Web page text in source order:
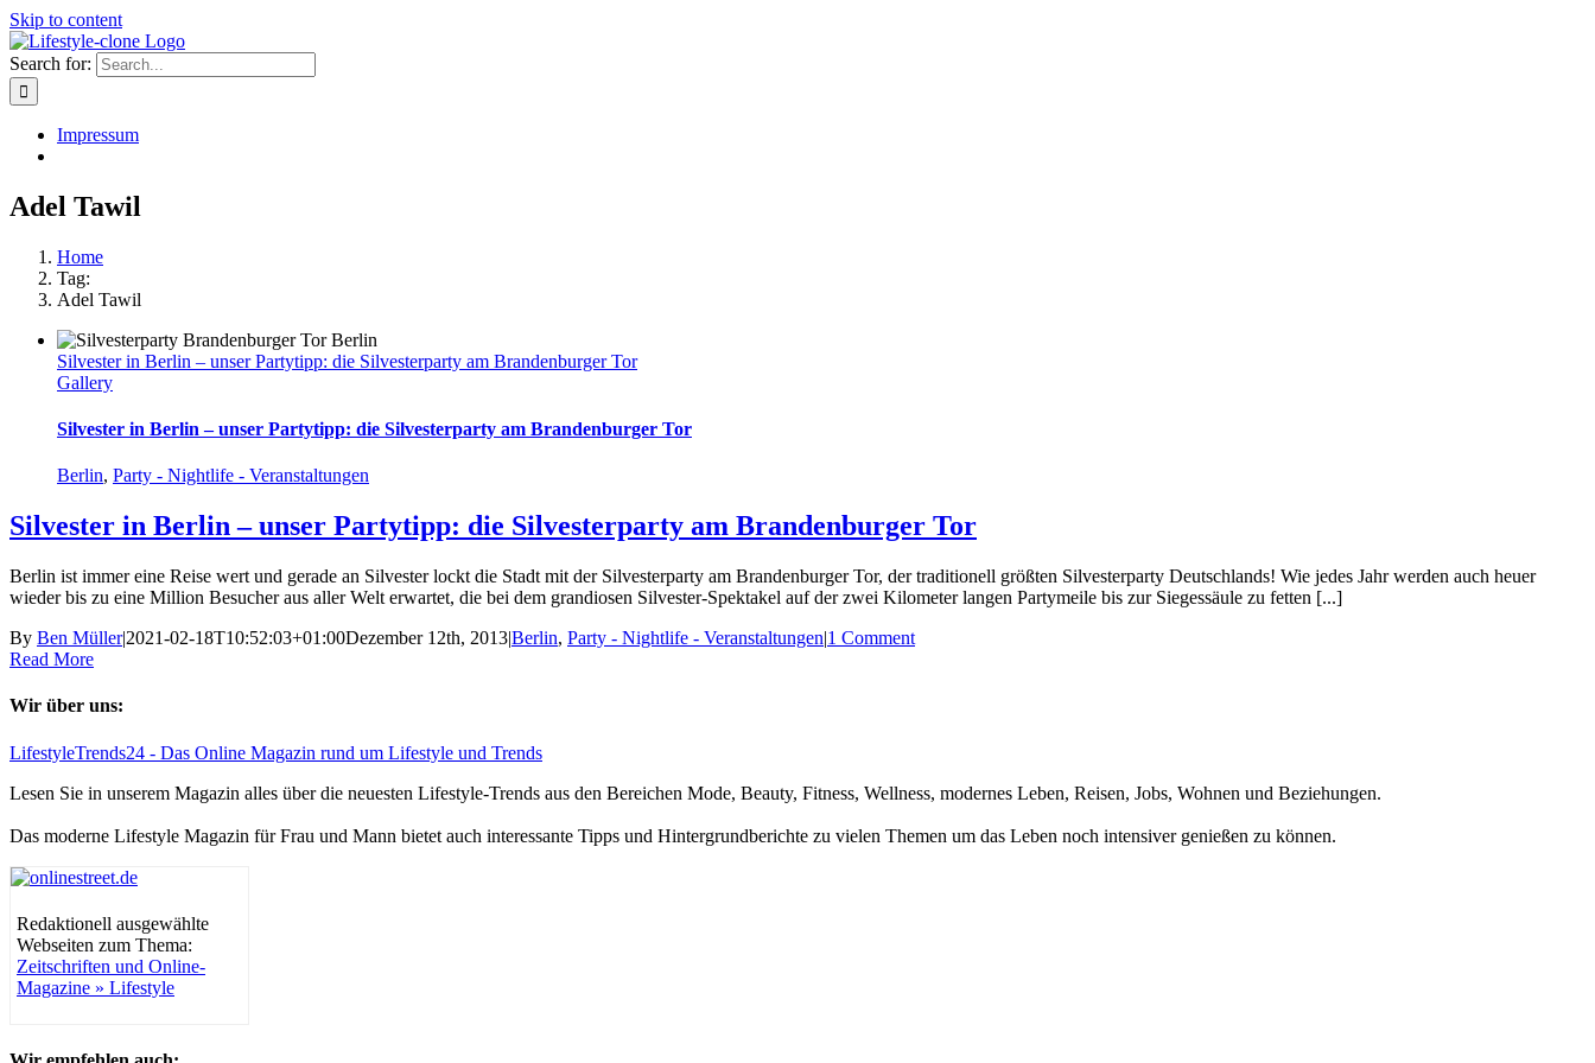
Skip to content
Search for:
Impressum
Adel Tawil
Home
Tag:
Adel Tawil
Silvester in Berlin – unser Partytipp: die Silvesterparty am Brandenburger Tor
Gallery
Silvester in Berlin – unser Partytipp: die Silvesterparty am Brandenburger Tor
Berlin, Party - Nightlife - Veranstaltungen
Silvester in Berlin – unser Partytipp: die Silvesterparty am Brandenburger Tor
Berlin ist immer eine Reise wert und gerade an Silvester lockt die Stadt mit der Silvesterparty am Brandenburger Tor, der traditionell größten Silvesterparty Deutschlands! Wie jedes Jahr werden auch heuer
wieder bis zu eine Million Besucher aus aller Welt erwartet, die bei dem grandiosen Silvester-Spektakel auf der zwei Kilometer langen Partymeile bis zur Siegessäule zu fetten [...]
By Ben Müller|2021-02-18T10:52:03+01:00Dezember 12th, 2013|Berlin, Party - Nightlife - Veranstaltungen|1 Comment
Read More
Wir über uns:
LifestyleTrends24 - Das Online Magazin rund um Lifestyle und Trends
Lesen Sie in unserem Magazin alles über die neuesten Lifestyle-Trends aus den Bereichen Mode, Beauty, Fitness, Wellness, modernes Leben, Reisen, Jobs, Wohnen und Beziehungen.
Das moderne Lifestyle Magazin für Frau und Mann bietet auch interessante Tipps und Hintergrundberichte zu vielen Themen um das Leben noch intensiver genießen zu können.
Redaktionell ausgewählte
Webseiten zum Thema:
Zeitschriften und Online-
Magazine » Lifestyle